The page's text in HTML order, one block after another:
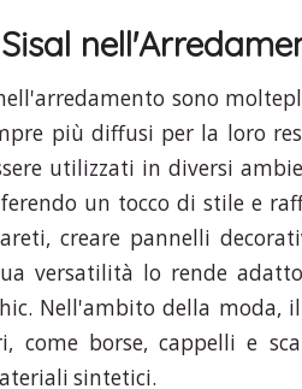
sono
più diffusi per la loro
utilizzati in diversi
un tocco di stile e
creare pannelli
versatilità lo rende
Nell'ambito della moda,
come borse, cappelli e
sintetici.